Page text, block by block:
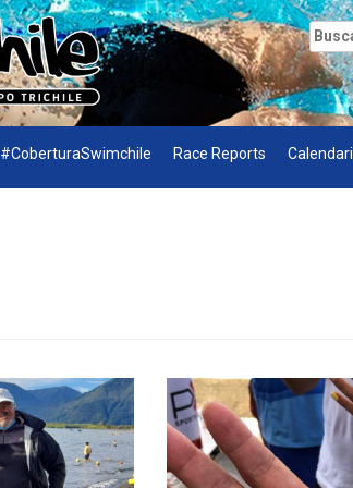
#CoberturaSwimchile Race Reports